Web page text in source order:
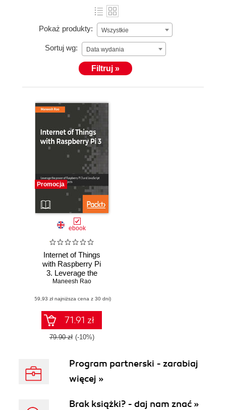
Pokaż produkty: Wszystkie
Sortuj wg: Data wydania
Filtruj »
Promocja
ebook
Internet of Things
with Raspberry Pi
3. Leverage the
power of
JavaScript to build
exciting IoT
projects
Maneesh Rao
(59,93 zł najniższa cena z 30 dni)
71.91 zł
79.90 zł (-10%)
Program partnerski - zarabiaj
więcej »
Brak książki? - daj nam znać »